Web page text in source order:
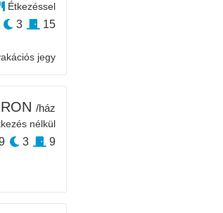
jegy
Étkezéssel
3 15
/ház
nélkül
3 9